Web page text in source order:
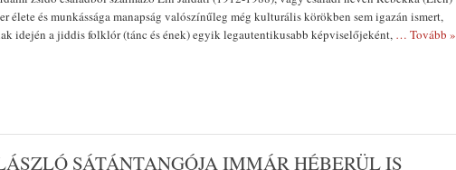
élete és munkássága manapság valószínűleg még kulturális körökben sem igazán ismert,
idején a jiddis folklór (tánc és ének) egyik legautentikusabb képviselőjeként, … Tovább »
SÁTÁNTANGÓJA IMMÁR HÉBERÜL IS